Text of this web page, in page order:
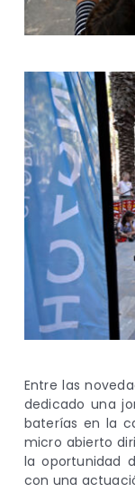
Entre las
dedicado una
baterías en la
micro abierto
la oportunidad
con una